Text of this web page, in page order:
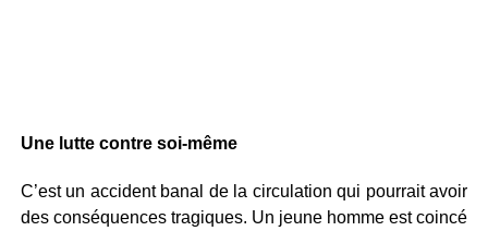
Une lutte contre soi-même
C’est un accident banal de la circulation qui pourrait avoir
des conséquences tragiques. Un jeune homme est coincé